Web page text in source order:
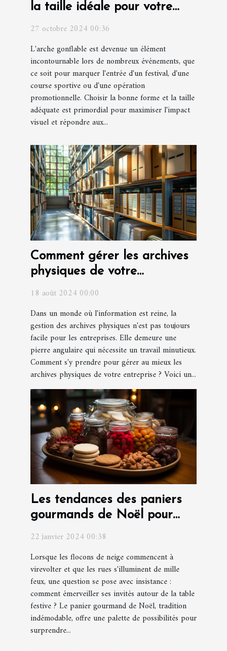
la taille idéale pour votre
arche gonflable
27 octobre 2024 00:36
L'arche gonflable est devenue un élément
incontournable lors de nombreux événements, que
ce soit pour marquer l'entrée d'un festival, d'une
course sportive ou d'une opération
promotionnelle. Choisir la bonne forme et la taille
adéquate est primordial pour maximiser l'impact
visuel et répondre aux...
Comment gérer les archives
physiques de votre
18 août 2024 00:00
Dans un monde où l'information est reine, la
gestion des archives physiques n'est pas toujours
facile pour les entreprises. Elle demeure une
pierre angulaire qui nécessite un travail minutieux.
Comment s'y prendre pour gérer au mieux les
archives physiques de votre entreprise ? Voici un...
Les tendances des paniers
gourmands de Noël pour
surprendre vos invités
22 janvier 2024 00:38
Lorsque les flocons de neige commencent à
virevolter et que les rues s'illuminent de mille
feux, une question se pose avec insistance :
comment émerveiller ses invités autour de la table
festive ? Le panier gourmand de Noël, tradition
indémodable, offre une palette de possibilités pour
surprendre...